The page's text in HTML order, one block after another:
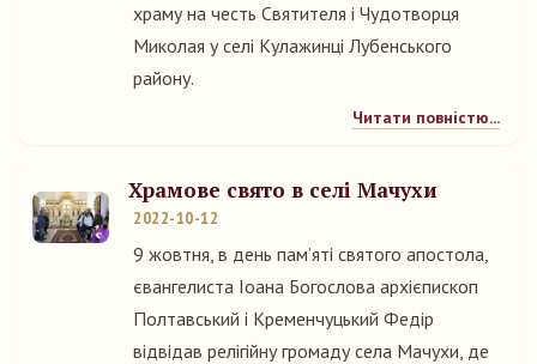
храму на честь Святителя і Чудотворця
Миколая у селі Кулажинці Лубенського
району.
Читати повністю...
Храмове свято в селі Мачухи
2022-10-12
9 жовтня, в день пам’яті святого апостола,
євангелиста Іоана Богослова архієпископ
Полтавський і Кременчуцький Федір
відвідав релігійну громаду села Мачухи, де